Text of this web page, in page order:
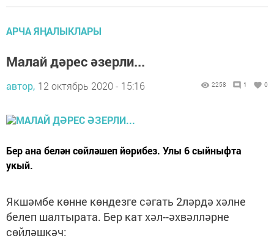
АРЧА ЯҢАЛЫКЛАРЫ
Малай дәрес әзерли...
автор, 12 октябрь 2020 - 15:16 2258 1 0
Бер ана белән сөйләшеп йөрибез. Улы 6 сыйныфта
укый.
Якшәмбе көнне көндезге сәгать 2ләрдә хәлне
белеп шалтырата. Бер кат хәл--әхвәлләрне
сөйләшкәч: